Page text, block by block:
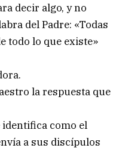
decir algo, y no
del Padre: «Todas
todo lo que existe»
la respuesta que
identifica como el
a sus discípulos